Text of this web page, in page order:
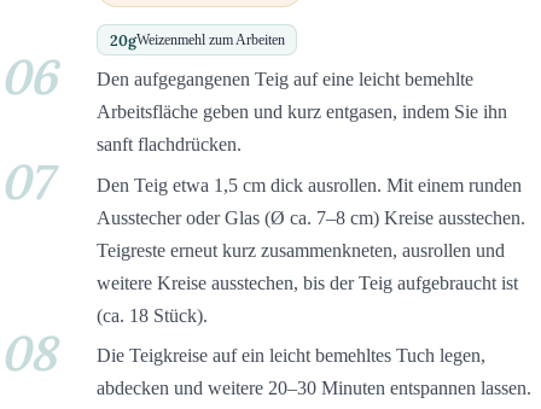
20gWeizenmehl zum Arbeiten
06
Den aufgegangenen Teig auf eine leicht bemehlte
Arbeitsfläche geben und kurz entgasen, indem Sie ihn
sanft flachdrücken.
07
Den Teig etwa 1,5 cm dick ausrollen. Mit einem runden
Ausstecher oder Glas (Ø ca. 7–8 cm) Kreise ausstechen.
Teigreste erneut kurz zusammenkneten, ausrollen und
weitere Kreise ausstechen, bis der Teig aufgebraucht ist
(ca. 18 Stück).
08
Die Teigkreise auf ein leicht bemehltes Tuch legen,
abdecken und weitere 20–30 Minuten entspannen lassen.